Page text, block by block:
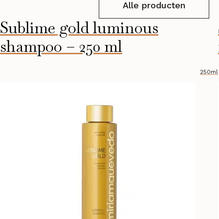
Alle producten
Sublime gold luminous
shampoo – 250 ml
250ml